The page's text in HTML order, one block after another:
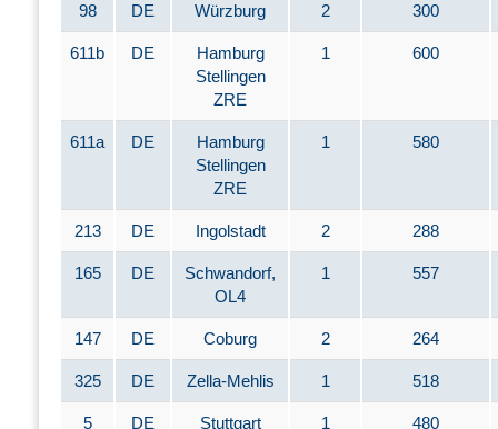
98 DE Würzburg 2 300
611b DE
Hamburg
Stellingen
ZRE
1 600
611a DE
Hamburg
Stellingen
ZRE
1 580
213 DE Ingolstadt 2 288
165 DE
Schwandorf,
OL4
1 557
147 DE Coburg 2 264
325 DE Zella-Mehlis 1 518
5 DE Stuttgart 1 480